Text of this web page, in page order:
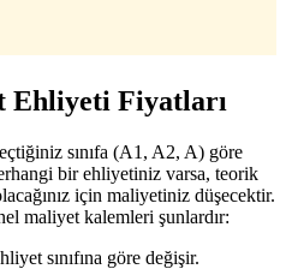
Ehliyeti Fiyatları
sınıfa (A1, A2, A) göre
bir ehliyetiniz varsa, teorik
için maliyetiniz düşecektir.
maliyet kalemleri şunlardır:
sınıfına göre değişir.